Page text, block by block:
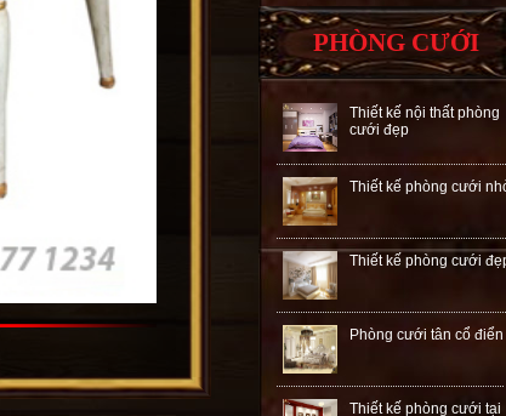
PHÒNG CƯỚI
Thiết kế nội thất phòng
cưới đẹp
Thiết kế phòng cưới
Thiết kế phòng cưới
Phòng cưới tân cổ điển
Thiết kế phòng cưới tại